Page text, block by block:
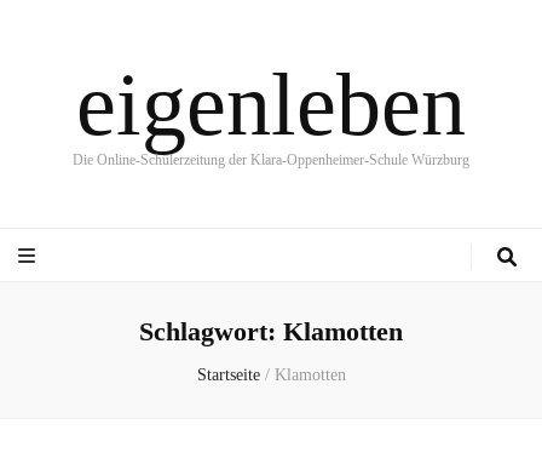
eigenleben
Die Online-Schülerzeitung der Klara-Oppenheimer-Schule Würzburg
Schlagwort: Klamotten
Startseite / Klamotten